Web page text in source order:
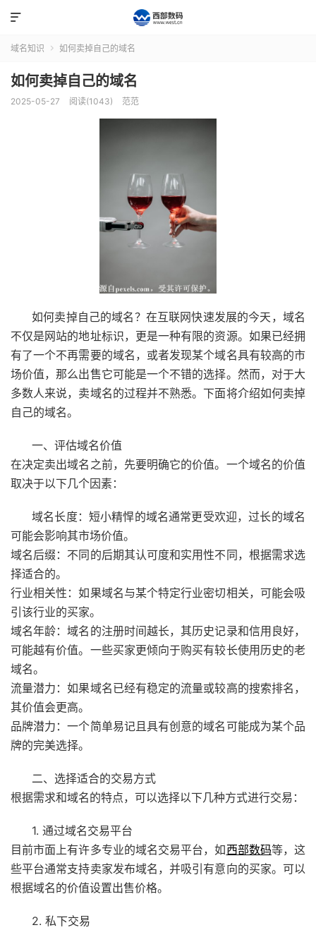

域名知识  如何卖掉自己的域名
如何卖掉自己的域名
2025-05-27 阅读(1043) 范范
如何卖掉自己的域名？在互联网快速发展的今天，域名
不仅是网站的地址标识，更是一种有限的资源。如果已经拥
有了一个不再需要的域名，或者发现某个域名具有较高的市
场价值，那么出售它可能是一个不错的选择。然而，对于大
多数人来说，卖域名的过程并不熟悉。下面将介绍如何卖掉
自己的域名。
一、评估域名价值
在决定卖出域名之前，先要明确它的价值。一个域名的价值
取决于以下几个因素：
域名长度：短小精悍的域名通常更受欢迎，过长的域名
可能会影响其市场价值。
域名后缀：不同的后期其认可度和实用性不同，根据需求选
择适合的。
行业相关性：如果域名与某个特定行业密切相关，可能会吸
引该行业的买家。
域名年龄：域名的注册时间越长，其历史记录和信用良好，
可能越有价值。一些买家更倾向于购买有较长使用历史的老
域名。
流量潜力：如果域名已经有稳定的流量或较高的搜索排名，
其价值会更高。
品牌潜力：一个简单易记且具有创意的域名可能成为某个品
牌的完美选择。
二、选择适合的交易方式
根据需求和域名的特点，可以选择以下几种方式进行交易：
1. 通过域名交易平台
目前市面上有许多专业的域名交易平台，如西部数码等，这
些平台通常支持卖家发布域名，并吸引有意向的买家。可以
根据域名的价值设置出售价格。
2. 私下交易